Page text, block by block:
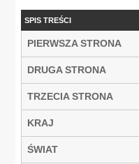
SPIS TREŚCI
PIERWSZA STRONA
DRUGA STRONA
TRZECIA STRONA
KRAJ
ŚWIAT